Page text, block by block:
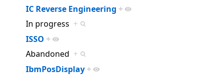
IC Reverse Engineering +
In progress +
ISSO +
Abandoned +
IbmPosDisplay +